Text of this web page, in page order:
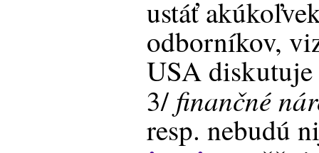
ustáť
odborníkov,
USA diskutuje
3/ finančné
resp. nebudú